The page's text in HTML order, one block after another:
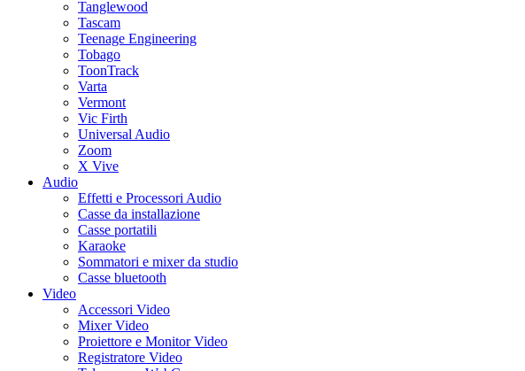
Tanglewood
Tascam
Teenage Engineering
Tobago
ToonTrack
Varta
Vermont
Vic Firth
Universal Audio
Zoom
X Vive
Audio
Effetti e Processori Audio
Casse da installazione
Casse portatili
Karaoke
Sommatori e mixer da studio
Casse bluetooth
Video
Accessori Video
Mixer Video
Proiettore e Monitor Video
Registratore Video